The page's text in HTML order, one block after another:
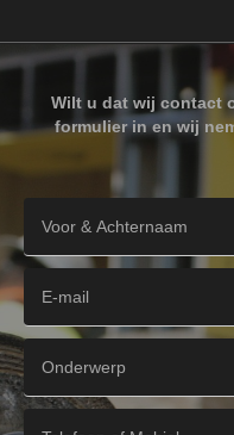
Wilt u dat wij contact
formulier in en wij